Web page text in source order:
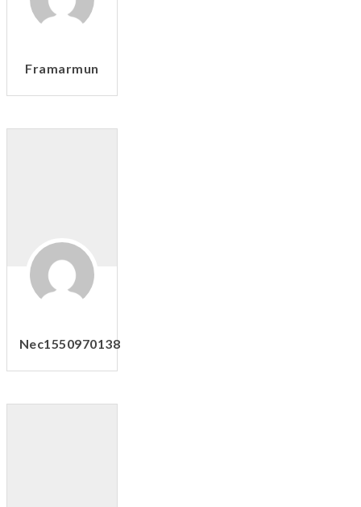
Framarmun
Nec1550970138